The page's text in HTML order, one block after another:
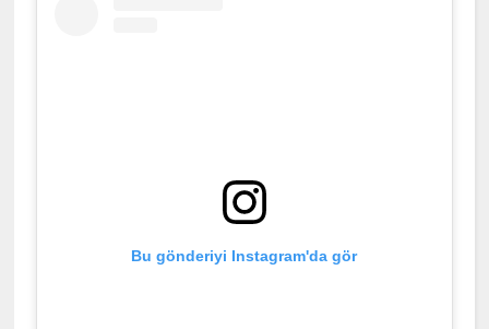
Bu gönderiyi Instagram'da gör